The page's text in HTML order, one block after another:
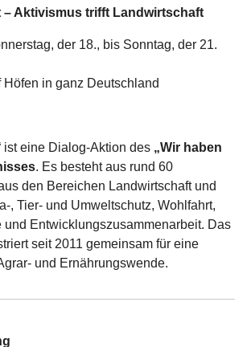
– Aktivismus trifft Landwirtschaft
der 18., bis Sonntag, der 21.
in ganz Deutschland
ist eine Dialog-Aktion des „Wir haben
. Es besteht aus rund 60
den Bereichen Landwirtschaft und
, Tier- und Umweltschutz, Wohlfahrt,
und Entwicklungszusammenarbeit. Das
seit 2011 gemeinsam für eine
und Ernährungswende.